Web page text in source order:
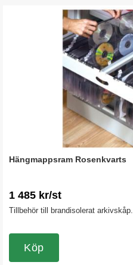
Hängmappsram Rosenkvarts
1 485 kr/st
Tillbehör till brandisolerat arkivskåp.
Köp